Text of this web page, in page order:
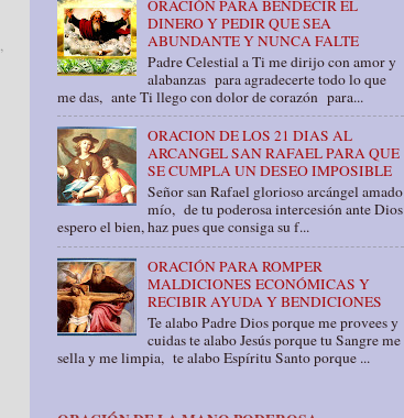
,
ORACIÓN PARA BENDECIR EL
DINERO Y PEDIR QUE SEA
ABUNDANTE Y NUNCA FALTE
Padre Celestial a Ti me dirijo con amor y
alabanzas para agradecerte todo lo que
me das, ante Ti llego con dolor de corazón para...
ORACION DE LOS 21 DIAS AL
ARCANGEL SAN RAFAEL PARA QUE
SE CUMPLA UN DESEO IMPOSIBLE
Señor san Rafael glorioso arcángel amado
mío, de tu poderosa intercesión ante Dios
espero el bien, haz pues que consiga su f...
ORACIÓN PARA ROMPER
MALDICIONES ECONÓMICAS Y
RECIBIR AYUDA Y BENDICIONES
Te alabo Padre Dios porque me provees y
cuidas te alabo Jesús porque tu Sangre me
sella y me limpia, te alabo Espíritu Santo porque ...